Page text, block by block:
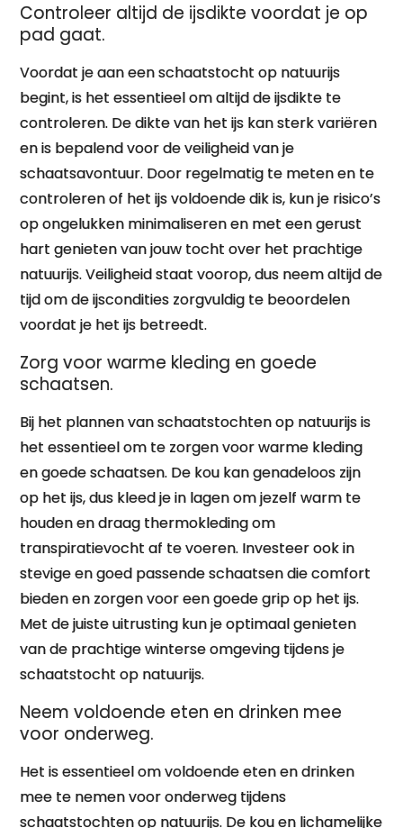
Controleer altijd de ijsdikte voordat je op
pad gaat.
Voordat je aan een schaatstocht op natuurijs
begint, is het essentieel om altijd de ijsdikte te
controleren. De dikte van het ijs kan sterk variëren
en is bepalend voor de veiligheid van je
schaatsavontuur. Door regelmatig te meten en te
controleren of het ijs voldoende dik is, kun je risico’s
op ongelukken minimaliseren en met een gerust
hart genieten van jouw tocht over het prachtige
natuurijs. Veiligheid staat voorop, dus neem altijd de
tijd om de ijscondities zorgvuldig te beoordelen
voordat je het ijs betreedt.
Zorg voor warme kleding en goede
schaatsen.
Bij het plannen van schaatstochten op natuurijs is
het essentieel om te zorgen voor warme kleding
en goede schaatsen. De kou kan genadeloos zijn
op het ijs, dus kleed je in lagen om jezelf warm te
houden en draag thermokleding om
transpiratievocht af te voeren. Investeer ook in
stevige en goed passende schaatsen die comfort
bieden en zorgen voor een goede grip op het ijs.
Met de juiste uitrusting kun je optimaal genieten
van de prachtige winterse omgeving tijdens je
schaatstocht op natuurijs.
Neem voldoende eten en drinken mee
voor onderweg.
Het is essentieel om voldoende eten en drinken
mee te nemen voor onderweg tijdens
schaatstochten op natuurijs. De kou en lichamelijke